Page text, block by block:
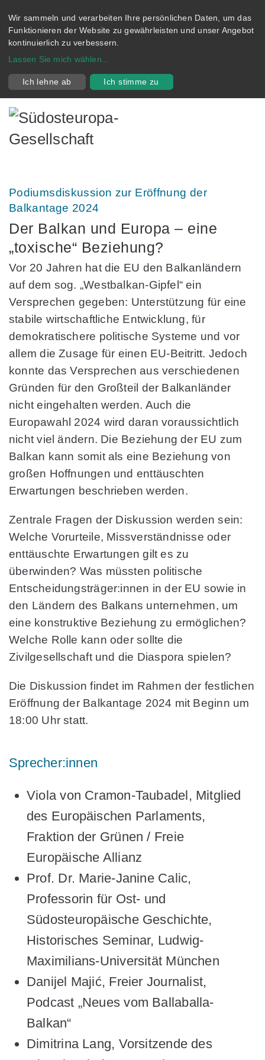
Wir sammeln und verarbeiten Ihre persönlichen Daten, um das
Funktionieren der Website zu gewährleisten und unser Angebot
kontinuierlich zu verbessern.
Lassen Sie mich wählen
Ich lehne ab Ich stimme zu
Podiumsdiskussion zur Eröffnung der
Balkantage 2024
Der Balkan und Europa – eine
„toxische“ Beziehung?
Vor 20 Jahren hat die EU den Balkanländern
auf dem sog. „Westbalkan-Gipfel“ ein
Versprechen gegeben: Unterstützung für eine
stabile wirtschaftliche Entwicklung, für
demokratischere politische Systeme und vor
allem die Zusage für einen EU-Beitritt. Jedoch
konnte das Versprechen aus verschiedenen
Gründen für den Großteil der Balkanländer
nicht eingehalten werden. Auch die
Europawahl 2024 wird daran voraussichtlich
nicht viel ändern. Die Beziehung der EU zum
Balkan kann somit als eine Beziehung von
großen Hoffnungen und enttäuschten
Erwartungen beschrieben werden.
Zentrale Fragen der Diskussion werden sein:
Welche Vorurteile, Missverständnisse oder
enttäuschte Erwartungen gilt es zu
überwinden? Was müssten politische
Entscheidungsträger:innen in der EU sowie in
den Ländern des Balkans unternehmen, um
eine konstruktive Beziehung zu ermöglichen?
Welche Rolle kann oder sollte die
Zivilgesellschaft und die Diaspora spielen?
Die Diskussion findet im Rahmen der festlichen
Eröffnung der Balkantage 2024 mit Beginn um
18:00 Uhr statt.
Sprecher:innen
Viola von Cramon-Taubadel, Mitglied
des Europäischen Parlaments,
Fraktion der Grünen / Freie
Europäische Allianz
Prof. Dr. Marie-Janine Calic,
Professorin für Ost- und
Südosteuropäische Geschichte,
Historisches Seminar, Ludwig-
Maximilians-Universität München
Danijel Majić, Freier Journalist,
Podcast „Neues vom Ballaballa-
Balkan“
Dimitrina Lang, Vorsitzende des